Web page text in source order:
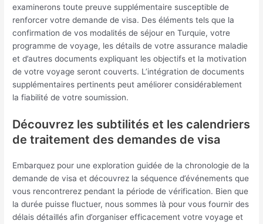
examinerons toute preuve supplémentaire susceptible de
renforcer votre demande de visa. Des éléments tels que la
confirmation de vos modalités de séjour en Turquie, votre
programme de voyage, les détails de votre assurance maladie
et d’autres documents expliquant les objectifs et la motivation
de votre voyage seront couverts. L’intégration de documents
supplémentaires pertinents peut améliorer considérablement
la fiabilité de votre soumission.
Découvrez les subtilités et les calendriers
de traitement des demandes de visa
Embarquez pour une exploration guidée de la chronologie de la
demande de visa et découvrez la séquence d’événements que
vous rencontrerez pendant la période de vérification. Bien que
la durée puisse fluctuer, nous sommes là pour vous fournir des
délais détaillés afin d’organiser efficacement votre voyage et